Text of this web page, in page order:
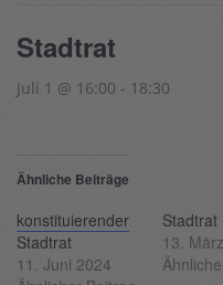
Stadtrat
Juli 1 @ 16:00 - 18:30
Ähnliche Beiträge
konstituierender
Stadtrat
11. Juni 2024
Stadtrat
13.